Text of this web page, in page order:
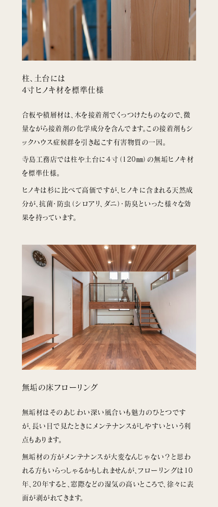
柱、土台には
4寸ヒノキ材を標準仕様
合板や積層材は、木を接着剤でくっつけたものなので、微
量ながら接着剤の化学成分を含んでます。この接着剤もシ
ックハウス症候群を引き起こす有害物質の一因。
寺島工務店では柱や土台に４寸（120㎜）の無垢ヒノキ材
を標準仕様。
ヒノキは杉に比べて高価ですが、ヒノキに含まれる天然成
分が、抗菌・防虫（シロアリ、ダニ）・防臭といった様々な効
果を持っています。
無垢の床フローリング
無垢材はそのあじわい深い風合いも魅力のひとつです
が、長い目で見たときにメンテナンスがしやすいという利
点もあります。
無垢材の方がメンテナンスが大変なんじゃない？と思わ
れる方もいらっしゃるかもしれませんが、フローリングは10
年、20年すると、窓際などの湿気の高いところで、徐々に表
面が剥がれてきます。